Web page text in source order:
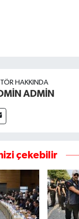
HAKKINDA
ADMİN
çekebilir